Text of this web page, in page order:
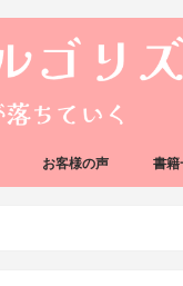
お客様の声 書籍